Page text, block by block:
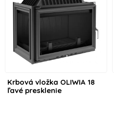
Krbová vložka OLIWIA 18
ľavé presklenie